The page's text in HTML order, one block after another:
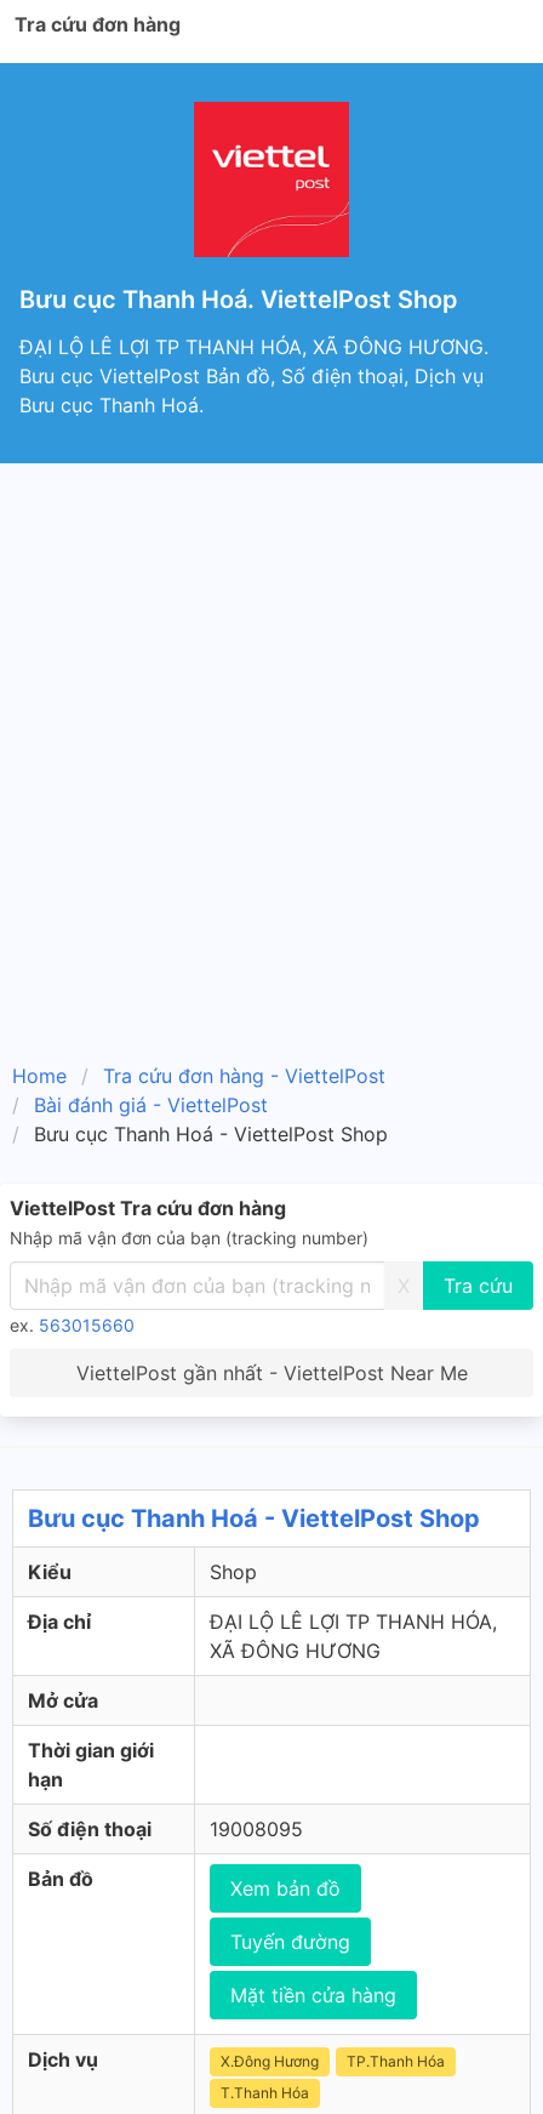
Tra cứu đơn hàng
Bưu cục Thanh Hoá. ViettelPost Shop
ĐẠI LỘ LÊ LỢI TP THANH HÓA, XÃ ĐÔNG HƯƠNG.
Bưu cục ViettelPost Bản đồ, Số điện thoại, Dịch vụ
Bưu cục Thanh Hoá.
Home
Tra cứu đơn hàng - ViettelPost
Bài đánh giá - ViettelPost
Bưu cục Thanh Hoá - ViettelPost Shop
ViettelPost Tra cứu đơn hàng
Nhập mã vận đơn của bạn (tracking number)
X
ex. 563015660
ViettelPost gần nhất - ViettelPost Near Me
Bưu cục Thanh Hoá - ViettelPost Shop
Kiểu Shop
Địa chỉ
ĐẠI LỘ LÊ LỢI TP THANH HÓA,
XÃ ĐÔNG HƯƠNG
Mở cửa
Thời gian giới
hạn
Số điện thoại 19008095
Bản đồ Xem bản đồ
Tuyến đường
Mặt tiền cửa hàng
Dịch vụ X.Đông Hương
TP.Thanh Hóa
T.Thanh Hóa